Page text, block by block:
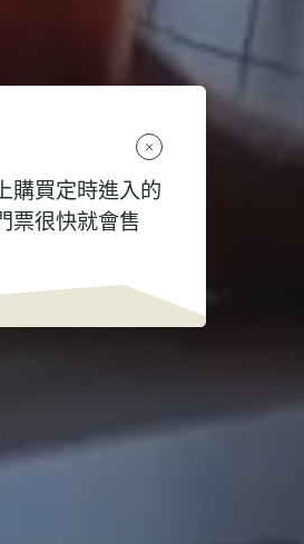
購買定時進入的
票很快就會售